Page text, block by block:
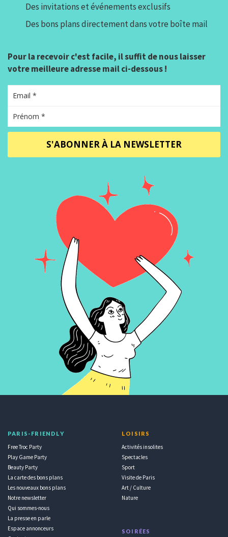
Des invitations et événements exclusifs
Des bons plans directement dans votre boîte mail
Pour la recevoir c'est facile, il suffit de nous laisser
votre meilleure adresse mail ci-dessous !
S'ABONNER À LA NEWSLETTER
PARIS-FRIENDLY
Free Troc Party
Play Game Party
Beauty Party
La carte des bons plans
Les nouveaux bons plans
Notre newsletter
Qui sommes-nous
La presse en parle
Espace annonceurs
LOISIRS
Activités insolites
Spectacles
Sport
Visite de Paris
Art / Culture
Nature
SOIRÉES